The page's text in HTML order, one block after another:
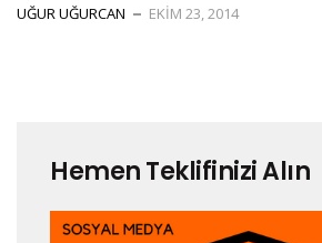
UĞUR UĞURCAN EKIM 23, 2014
Hemen Teklifinizi Alın